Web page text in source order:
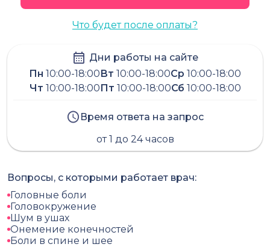
Что будет после оплаты?
Дни работы на сайте
Пн 10:00-18:00Вт 10:00-18:00Ср 10:00-18:00
Чт 10:00-18:00Пт 10:00-18:00Сб 10:00-18:00
Время ответа на запрос
от 1 до 24 часов
Вопросы, с которыми работает врач:
Головные боли
Головокружение
Шум в ушах
Онемение конечностей
Боли в спине и шее